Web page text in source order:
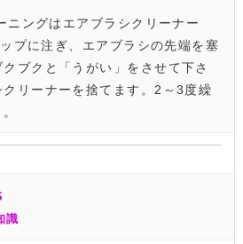
ニングはエアブラシクリーナー
プに注ぎ、エアブラシの先端を塞
ブクと「うがい」をさせて下さ
リーナーを捨てます。2～3度繰
識